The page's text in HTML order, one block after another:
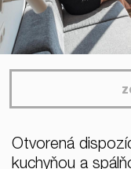
Otvorená
kuchyňou a